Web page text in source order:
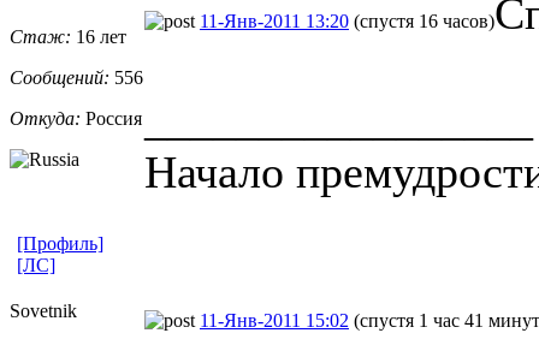
Стаж: 16 лет
Сообщений: 556
Откуда: Россия
11-Янв-2011 13:20 (спустя 16 часов)
Начало
[Профиль]
[ЛС]
Sovetnik
11-Янв-2011 15:02 (спустя 1 час 41